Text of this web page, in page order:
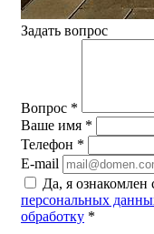
Задать вопрос
Вопрос *
Ваше имя *
Телефон *
E-mail
Да, я ознакомлен
персональных
обработку *